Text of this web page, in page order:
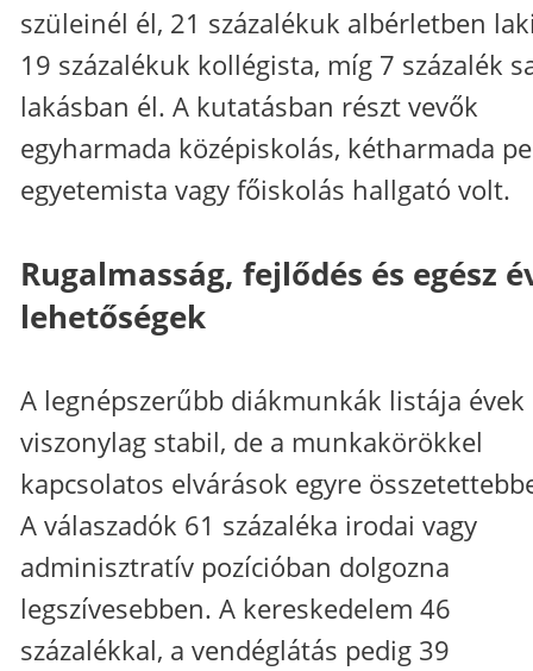
szüleinél él, 21 százalékuk albérletben
19 százalékuk kollégista, míg 7 százalék
lakásban él. A kutatásban részt vevők
egyharmada középiskolás, kétharmada
egyetemista vagy főiskolás hallgató volt.
Rugalmasság, fejlődés és egész
lehetőségek
A legnépszerűbb diákmunkák listája évek
viszonylag stabil, de a munkakörökkel
kapcsolatos elvárások egyre
A válaszadók 61 százaléka irodai vagy
adminisztratív pozícióban dolgozna
legszívesebben. A kereskedelem 46
százalékkal, a vendéglátás pedig 39